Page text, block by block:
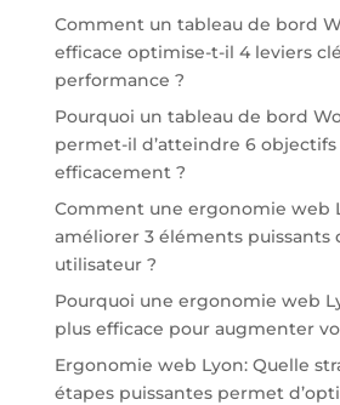
Comment un tableau de bord
efficace optimise-t-il 4 leviers
performance ?
Pourquoi un tableau de bord
permet-il d’atteindre 6
efficacement ?
Comment une ergonomie web
améliorer 3 éléments puissants
utilisateur ?
Pourquoi une ergonomie web
plus efficace pour augmenter
Ergonomie web Lyon: Quelle
étapes puissantes permet